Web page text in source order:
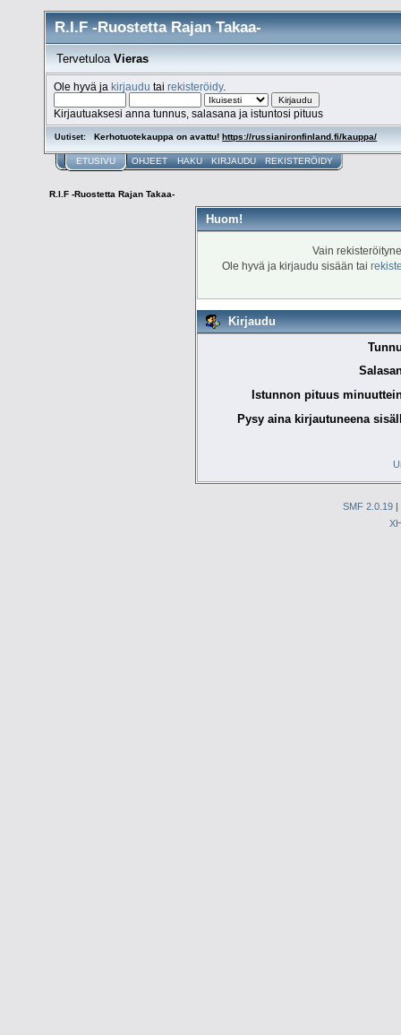
R.I.F -Ruostetta Rajan Takaa-
Tervetuloa Vieras
Ole hyvä jakirjaudu tairekisteröidy.
Kirjautuaksesi anna tunnus, salasana ja istuntosi pituus
Uutiset: Kerhotuotekauppa on avattu!https://russianironfinland.fi/kauppa/
ETUSIVU OHJEET HAKU KIRJAUDU REKISTERÖIDY
R.I.F -Ruostetta Rajan Takaa-
Huom!
Vain
Ole hyvä ja kirjaudu sisään tai
Kirjaudu
Istunnon pituus
Pysy aina kirjautuneena
SMF 2.0.19